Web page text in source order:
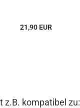
21,90 EUR
z.B. kompatibel zu: